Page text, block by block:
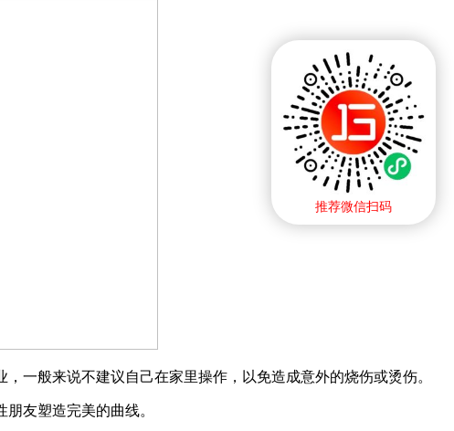
推荐微信扫码
一般来说不建议自己在家里操作，以免造成意外的烧伤或烫伤。
友塑造完美的曲线。